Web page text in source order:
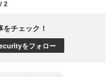
/ 2
チェック！
をフォロー